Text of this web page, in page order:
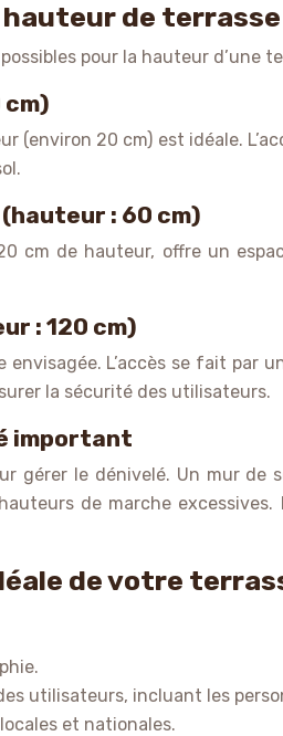
de terrasse
pour la hauteur d’une
cm)
20 cm) est idéale.
: 60 cm)
cm de hauteur, offre un
: 120 cm)
L’accès se fait par
la sécurité des utilisateurs.
important
le dénivelé. Un mur de
de marche
de votre
utilisateurs, incluant les
et nationales.